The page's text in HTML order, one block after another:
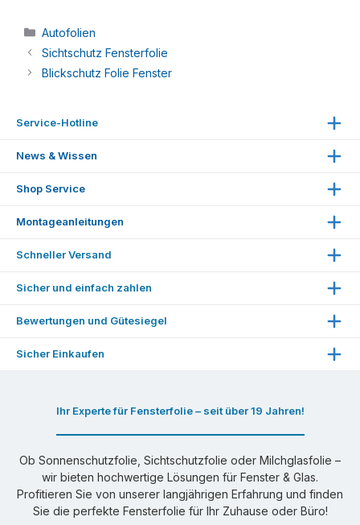
Kategorien
Autofolien
Sichtschutz Fensterfolie
Blickschutz Folie Fenster
Service-Hotline
Unterstützung und Beratung unter:
☏ +49 (0) 2203 61642
Mo.–Fr. 09:00 – 16:00 Uhr
WhatsApp-Nachricht senden
News & Wissen
Erläuterungen
Sichtschutzfolien Vorteile
Milchglasfolien Vorteile
Shop Service
Cookie-Einstellungen
Widerrufsrecht
Datenschutzerklärung
Impressum
Montageanleitungen
Montageanleitung für Fensterfolien
Montageanleitung für Sonnenschutzrollos
Entfernungsanleitung für Altfolien
Schneller Versand
Sicher und einfach zahlen
Bewertungen und Gütesiegel
Sicher Einkaufen
✓ Kompatibilität mit gängigen Geräten
✓ 500.000 $ Garantie für SSL-Zertifikat
✓ Garantiesiegel
Ihr Experte für Fensterfolie – seit über 19 Jahren!
Ob Sonnenschutzfolie, Sichtschutzfolie oder Milchglasfolie –
wir bieten hochwertige Lösungen für Fenster & Glas.
Profitieren Sie von unserer langjährigen Erfahrung und finden
Sie die perfekte Fensterfolie für Ihr Zuhause oder Büro!